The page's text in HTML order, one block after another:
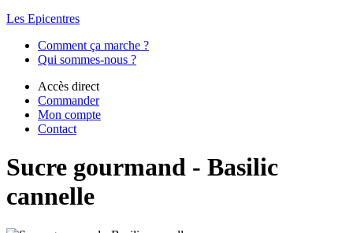
Les Epicentres
Comment ça marche ?
Qui sommes-nous ?
Accès direct
Commander
Mon compte
Contact
Sucre gourmand - Basilic
cannelle